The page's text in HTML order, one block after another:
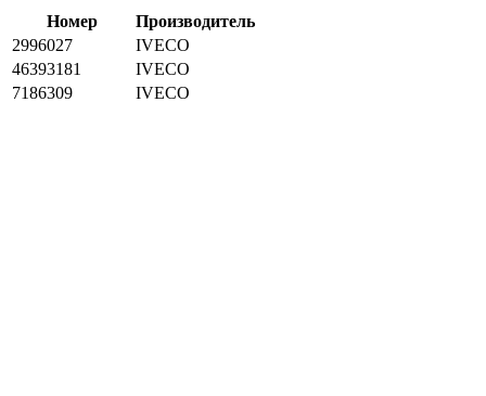
Номер
Производитель
2996027
IVECO
46393181
IVECO
7186309
IVECO